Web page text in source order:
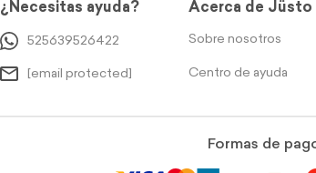
¿Necesitas ayuda?
525639526422
[email protected]
Acerca de Jüsto
Sobre nosotros
Centro de ayuda
Formas de